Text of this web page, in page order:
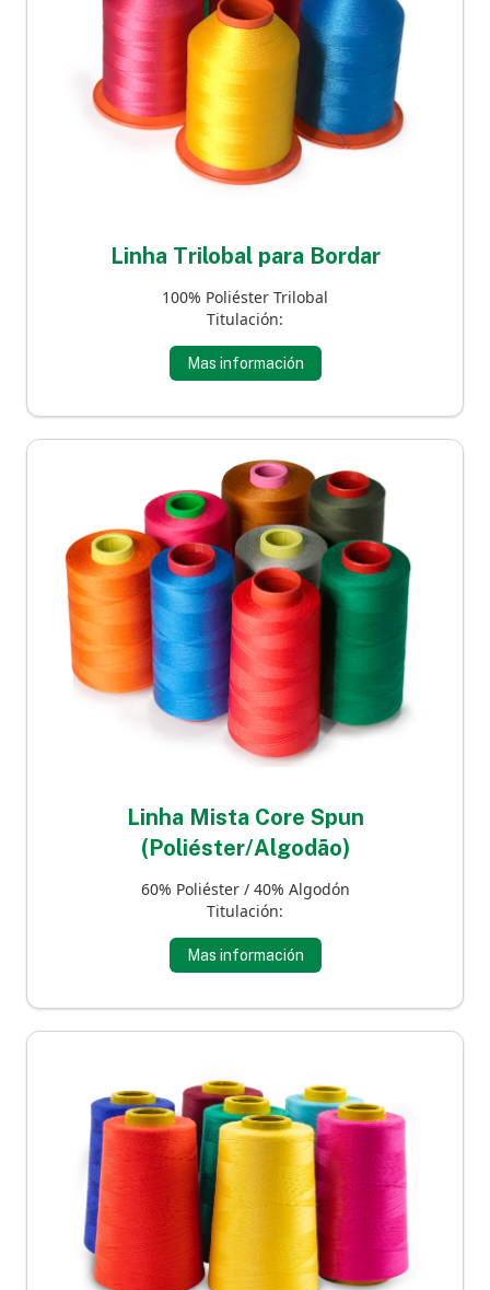
Linha Trilobal para Bordar
100% Poliéster Trilobal
Titulación:
Mas información
Linha Mista Core Spun
(Poliéster/Algodão)
60% Poliéster / 40% Algodón
Titulación:
Mas información